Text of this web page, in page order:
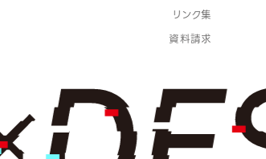
リンク集
資料請求